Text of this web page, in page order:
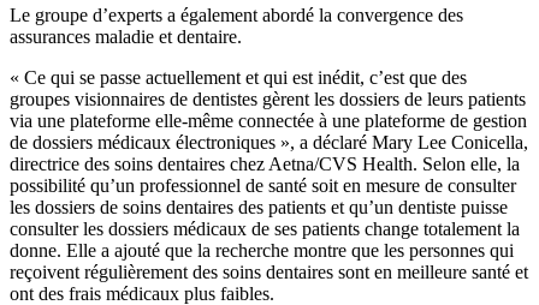
Le groupe d’experts a également abordé la convergence des
assurances maladie et dentaire.
« Ce qui se passe actuellement et qui est inédit, c’est que des
groupes visionnaires de dentistes gèrent les dossiers de leurs patients
via une plateforme elle-même connectée à une plateforme de gestion
de dossiers médicaux électroniques », a déclaré Mary Lee Conicella,
directrice des soins dentaires chez Aetna/CVS Health. Selon elle, la
possibilité qu’un professionnel de santé soit en mesure de consulter
les dossiers de soins dentaires des patients et qu’un dentiste puisse
consulter les dossiers médicaux de ses patients change totalement la
donne. Elle a ajouté que la recherche montre que les personnes qui
reçoivent régulièrement des soins dentaires sont en meilleure santé et
ont des frais médicaux plus faibles.